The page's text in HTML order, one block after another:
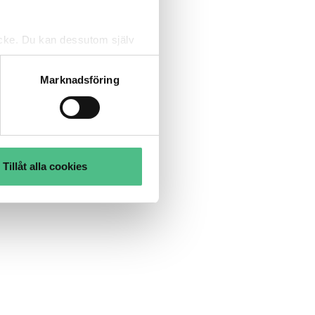
Du kan dessutom själv
Marknadsföring
Tillåt alla cookies